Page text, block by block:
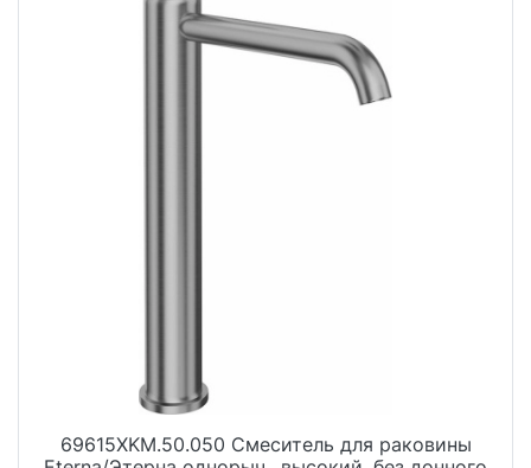
69615XKM.50.050 Смеситель для раковины